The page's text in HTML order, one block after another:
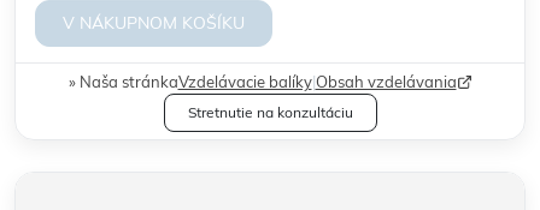
V NÁKUPNOM KOŠÍKU
Naša stránkaVzdelávacie balíky|Obsah vzdelávania
Stretnutie na konzultáciu